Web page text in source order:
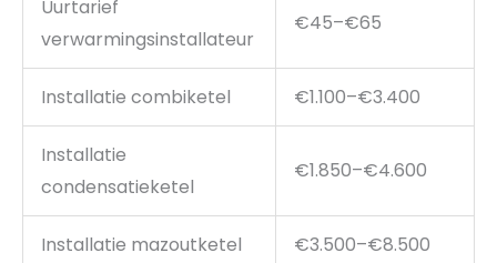
Uurtarief
verwarmingsinstallateur
€45–€65
Installatie combiketel €1.100–€3.400
Installatie
condensatieketel
€1.850–€4.600
Installatie mazoutketel €3.500–€8.500